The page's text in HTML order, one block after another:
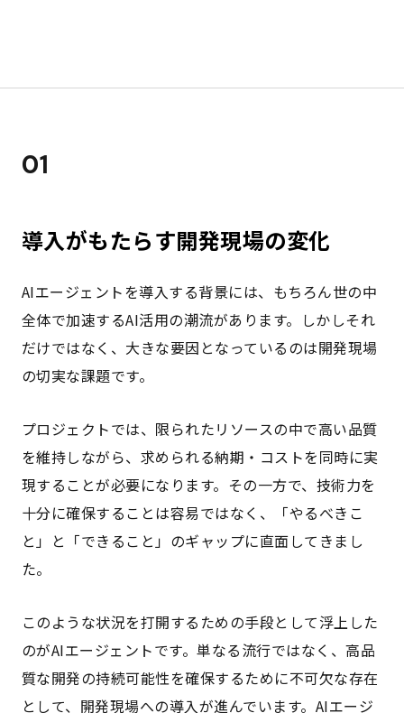
01
導入がもたらす開発現場の変化
AIエージェントを導入する背景には、もちろん世の中
全体で加速するAI活用の潮流があります。しかしそれ
だけではなく、大きな要因となっているのは開発現場
の切実な課題です。
プロジェクトでは、限られたリソースの中で高い品質
を維持しながら、求められる納期・コストを同時に実
現することが必要になります。その一方で、技術力を
十分に確保することは容易ではなく、「やるべきこ
と」と「できること」のギャップに直面してきまし
た。
このような状況を打開するための手段として浮上した
のがAIエージェントです。単なる流行ではなく、高品
質な開発の持続可能性を確保するために不可欠な存在
として、開発現場への導入が進んでいます。AIエージ